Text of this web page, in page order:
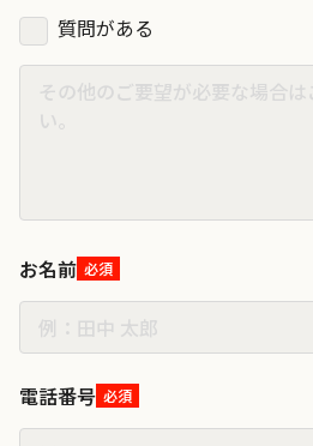
質問がある
お名前 必須
電話番号 必須